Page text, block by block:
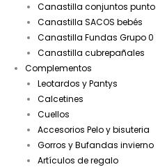
Canastilla conjuntos punto
Canastilla SACOS bebés
Canastilla Fundas Grupo 0
Canastilla cubrepañales
Complementos
Leotardos y Pantys
Calcetines
Cuellos
Accesorios Pelo y bisuteria
Gorros y Bufandas invierno
Artículos de regalo